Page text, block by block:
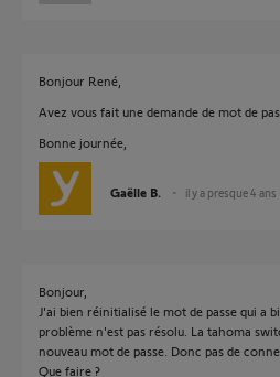
Bonjour René,
Avez vous fait une demande de mot de
Bonne journée,
Gaëlle B. il y a presque 4 ans
Bonjour,
J'ai bien réinitialisé le mot de passe qui a
problème n'est pas résolu. La tahoma
nouveau mot de passe. Donc pas de
Que faire ?